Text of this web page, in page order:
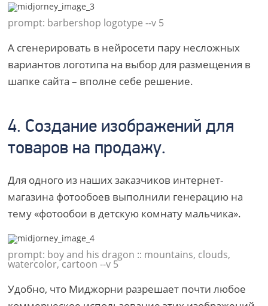
prompt: barbershop logotype --v 5
А сгенерировать в нейросети пару несложных
вариантов логотипа на выбор для размещения в
шапке сайта – вполне себе решение.
4. Создание изображений для
товаров на продажу.
Для одного из наших заказчиков интернет-
магазина фотообоев выполнили генерацию на
тему «фотообои в детскую комнату мальчика».
prompt: boy and his dragon :: mountains, clouds,
watercolor, cartoon --v 5
Удобно, что Миджорни разрешает почти любое